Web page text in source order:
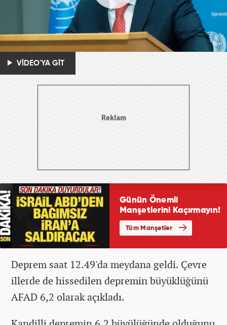
VİDEO'YA GİT
Deprem saat 12.49'da meydana geldi. Çevre
illerde de hissedilen depremin büyüklüğünü
AFAD 6,2 olarak açıkladı.